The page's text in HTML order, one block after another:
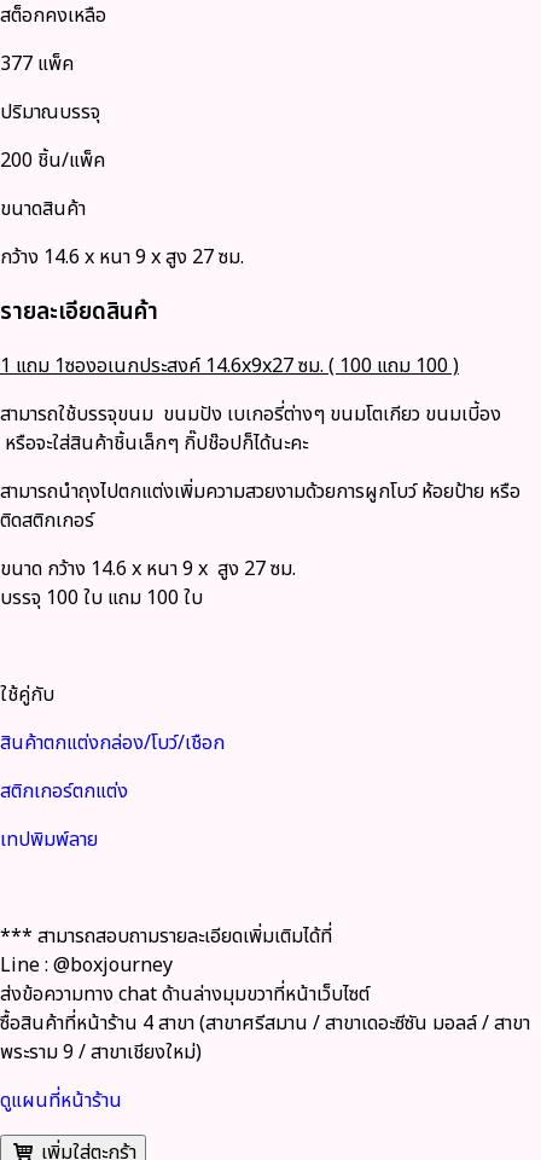
สต็อกคงเหลือ
377 แพ็ค
ปริมาณบรรจุ
200 ชิ้น/แพ็ค
ขนาดสินค้า
กว้าง 14.6 x หนา 9 x สูง 27 ซม.
รายละเอียดสินค้า
1 แถม 1ซองอเนกประสงค์ 14.6x9x27 ซม. ( 100 แถม 100 )
สามารถใช้บรรจุขนม ขนมปัง เบเกอรี่ต่างๆ ขนมโตเกียว ขนมเบี้อง
หรือจะใส่สินค้าชิ้นเล็กๆ กิ๊ปช๊อปก็ได้นะคะ
สามารถนำถุงไปตกแต่งเพิ่มความสวยงามด้วยการผูกโบว์ ห้อยป้าย หรือ
ติดสติกเกอร์
ขนาด กว้าง 14.6 x หนา 9 x สูง 27 ซม.
บรรจุ 100 ใบ แถม 100 ใบ
ใช้คู่กับ
สินค้าตกแต่งกล่อง/โบว์/เชือก
สติกเกอร์ตกแต่ง
เทปพิมพ์ลาย
*** สามารถสอบถามรายละเอียดเพิ่มเติมได้ที่
Line : @boxjourney
ส่งข้อความทาง chat ด้านล่างมุมขวาที่หน้าเว็บไซต์
ซื้อสินค้าที่หน้าร้าน 4 สาขา (สาขาศรีสมาน / สาขาเดอะซีซัน มอลล์ / สาขา
พระราม 9 / สาขาเชียงใหม่)
ดูแผนที่หน้าร้าน
เพิ่มใส่ตะกร้า